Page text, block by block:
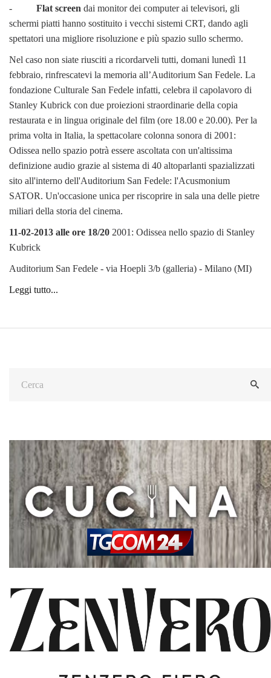
- Flat screen dai monitor dei computer ai televisori, gli
schermi piatti hanno sostituito i vecchi sistemi CRT, dando agli
spettatori una migliore risoluzione e più spazio sullo schermo.
Nel caso non siate riusciti a ricordarveli tutti, domani lunedì 11
febbraio, rinfrescatevi la memoria all’Auditorium San Fedele. La
fondazione Culturale San Fedele infatti, celebra il capolavoro di
Stanley Kubrick con due proiezioni straordinarie della copia
restaurata e in lingua originale del film (ore 18.00 e 20.00). Per la
prima volta in Italia, la spettacolare colonna sonora di 2001:
Odissea nello spazio potrà essere ascoltata con un'altissima
definizione audio grazie al sistema di 40 altoparlanti spazializzati
sito all'interno dell'Auditorium San Fedele: l'Acusmonium
SATOR. Un'occasione unica per riscoprire in sala una delle pietre
miliari della storia del cinema.
11-02-2013 alle ore 18/20 2001: Odissea nello spazio di Stanley
Kubrick
Auditorium San Fedele - via Hoepli 3/b (galleria) - Milano (MI)
Leggi tutto...